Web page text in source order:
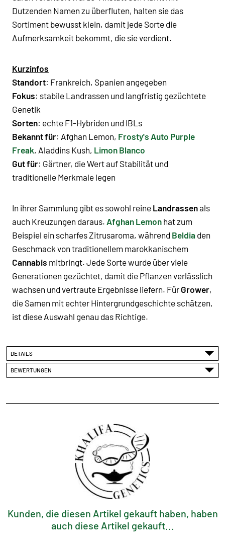
Dutzenden Namen zu überfluten, halten sie das
Sortiment bewusst klein, damit jede Sorte die
Aufmerksamkeit bekommt, die sie verdient.
Kurzinfos
Standort: Frankreich, Spanien angegeben
Fokus: stabile Landrassen und langfristig gezüchtete
Genetik
Sorten: echte F1-Hybriden und IBLs
Bekannt für: Afghan Lemon, Frosty's Auto Purple
Freak, Aladdins Kush, Limon Blanco
Gut für: Gärtner, die Wert auf Stabilität und
traditionelle Merkmale legen
In ihrer Sammlung gibt es sowohl reine Landrassenals
auch Kreuzungen daraus. Afghan Lemon hat zum
Beispiel ein scharfes Zitrusaroma, während Beldia den
Geschmack von traditionellem marokkanischem
Cannabis mitbringt. Jede Sorte wurde über viele
Generationen gezüchtet, damit die Pflanzen verlässlich
wachsen und vertraute Ergebnisse liefern. Für Grower,
die Samen mit echter Hintergrundgeschichte schätzen,
ist diese Auswahl genau das Richtige.
DETAILS
BEWERTUNGEN
Kunden, die diesen Artikel gekauft haben, haben
auch diese Artikel gekauft...